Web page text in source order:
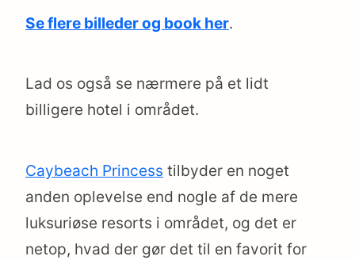
Se flere billeder og book her.
Lad os også se nærmere på et lidt
billigere hotel i området.
Caybeach Princess tilbyder en noget
anden oplevelse end nogle af de mere
luksuriøse resorts i området, og det er
netop, hvad der gør det til en favorit for